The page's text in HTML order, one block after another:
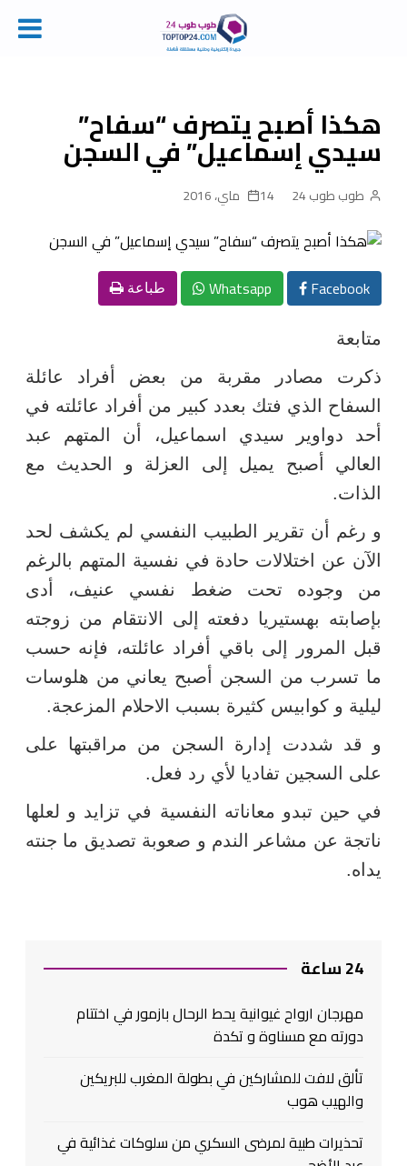
contentهكذا أصبح يتصرف “سفاح”
سيدي إسماعيل” في السجن
طوب طوب 24 14 ماي، 2016
Facebook
Whatsapp طباعة
متابعة
ذكرت مصادر مقربة من بعض أفراد عائلة
السفاح الذي فتك بعدد كبير من أفراد عائلته في
أحد دواوير سيدي اسماعيل، أن المتهم عبد
العالي أصبح يميل إلى العزلة و الحديث مع
الذات.
و رغم أن تقرير الطبيب النفسي لم يكشف لحد
الآن عن اختلالات حادة في نفسية المتهم بالرغم
من وجوده تحت ضغط نفسي عنيف، أدى
بإصابته بهستيريا دفعته إلى الانتقام من زوجته
قبل المرور إلى باقي أفراد عائلته، فإنه حسب
ما تسرب من السجن أصبح يعاني من هلوسات
ليلية و كوابيس كثيرة بسبب الاحلام المزعجة.
و قد شددت إدارة السجن من مراقبتها على
على السجين تفاديا لأي رد فعل.
في حين تبدو معاناته النفسية في تزايد و لعلها
ناتجة عن مشاعر الندم و صعوبة تصديق ما جنته
يداه.
24 ساعة
مهرجان ارواح غيوانية يحط الرحال بازمور في اختتام
دورته مع مسناوة و تكدة
تألق لافت للمشاركين في بطولة المغرب للبريكين
والهيب هوب
تحذيرات طبية لمرضى السكري من سلوكات غذائية في